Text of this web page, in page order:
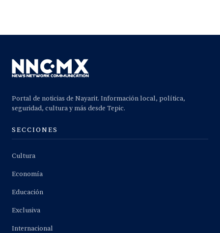
Portal de noticias de Nayarit. Información local, política,
seguridad, cultura y más desde Tepic.
SECCIONES
Cultura
Economía
Educación
Exclusiva
Internacional